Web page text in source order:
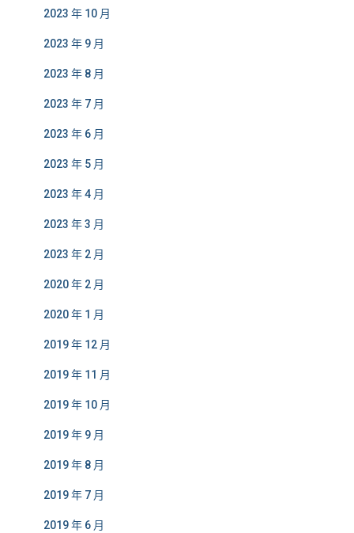
2023 年 10 月
2023 年 9 月
2023 年 8 月
2023 年 7 月
2023 年 6 月
2023 年 5 月
2023 年 4 月
2023 年 3 月
2023 年 2 月
2020 年 2 月
2020 年 1 月
2019 年 12 月
2019 年 11 月
2019 年 10 月
2019 年 9 月
2019 年 8 月
2019 年 7 月
2019 年 6 月